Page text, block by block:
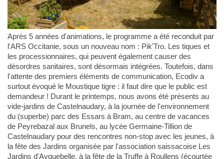
Après 5 années d'animations, le programme a été reconduit par
l'ARS Occitanie, sous un nouveau nom : Pik'Tro. Les tiques et
les processionnaires, qui peuvent également causer des
désordres sanitaires, sont désormais intégrées. Toutefois, dans
l'attente des premiers éléments de communication, Ecodiv a
surtout évoqué le Moustique tigre : il faut dire que le public est
demandeur ! Durant le printemps, nous avons été présents au
vide-jardins de Castelnaudary, à la journée de l'environnement
du (superbe) parc des Essars à Bram, au centre de vacances
de Peyrebazal aux Brunels, au lycée Germaine-Tillion de
Castelnaudary pour des rencontres non-stop avec les jeunes, à
la fête des Jardins organisée par l'association saissacoise Les
Jardins d'Ayguebelle, à la fête de la Truffe à Roullens (écourtée